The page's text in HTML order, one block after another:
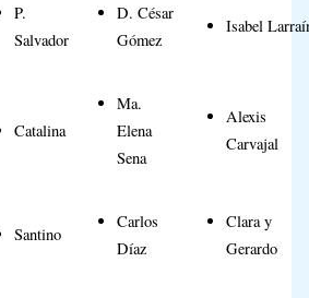
P.
Salvador
D. César
Gómez
Isabel
Catalina
Ma.
Elena
Sena
Alexis
Carvajal
Santino
Carlos
Díaz
Clara y
Gerardo